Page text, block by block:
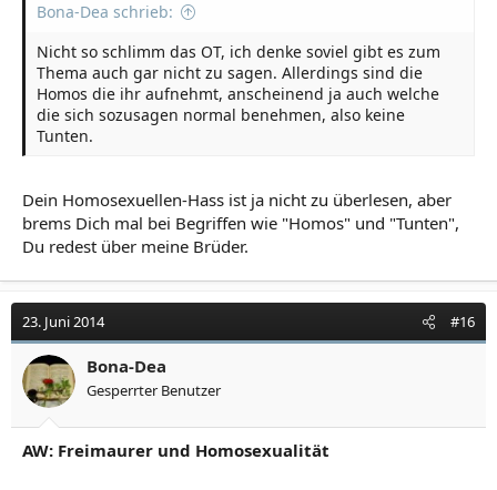
Bona-Dea schrieb:
Nicht so schlimm das OT, ich denke soviel gibt es zum
Thema auch gar nicht zu sagen. Allerdings sind die
Homos die ihr aufnehmt, anscheinend ja auch welche
die sich sozusagen normal benehmen, also keine
Tunten.
Dein Homosexuellen-Hass ist ja nicht zu überlesen, aber
brems Dich mal bei Begriffen wie "Homos" und "Tunten",
Du redest über meine Brüder.
23. Juni 2014 #16
Bona-Dea
Gesperrter Benutzer
AW: Freimaurer und Homosexualität